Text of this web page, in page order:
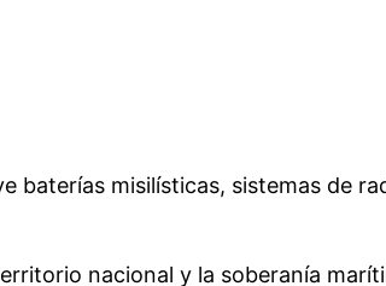
baterías misilísticas, sistemas de
nacional y la soberanía